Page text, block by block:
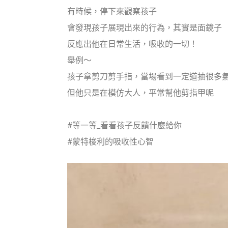
有時候，停下來觀察孩子
會發現孩子展現出來的行為，其實是面鏡子
反應出他在日常生活，吸收的一切！
舉例～
孩子拿剪刀剪手指，當場看到一定道抽很多
但他只是在模仿大人，平常幫他剪指甲呢
#等一等_看看孩子反饋什麼給你
#蒙特梭利的吸收性心智